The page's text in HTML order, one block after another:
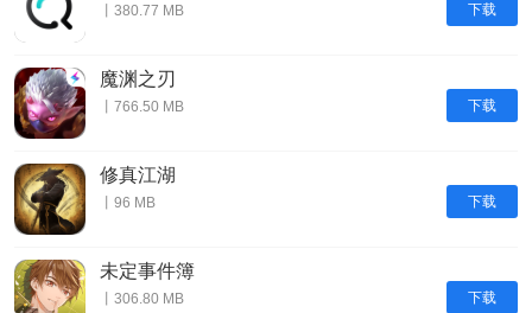
下载
丨380.77 MB
下载
魔渊之刃
丨766.50 MB
下载
修真江湖
丨96 MB
下载
未定事件簿
丨306.80 MB